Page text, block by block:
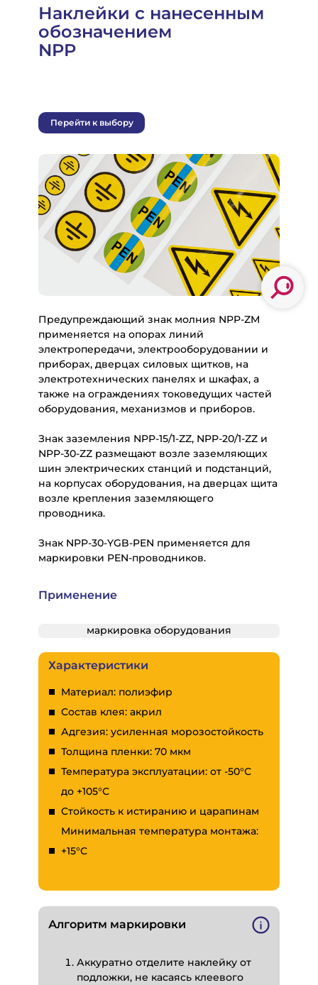
Перейти к выбору
Наклейки с нанесенным
обозначением
NPP
Аккуратно отделите наклейку от
подложки, не касаясь клеевого
Алгоритм маркировки
Предупреждающий знак молния NPP-ZM
применяется на опорах линий
электропередачи, электрооборудовании и
приборах, дверцах силовых щитков, на
электротехнических панелях и шкафах, а
также на ограждениях токоведущих частей
оборудования, механизмов и приборов.
Знак заземления NPP-15/1-ZZ, NPP-20/1-ZZ и
NPP-30-ZZ размещают возле заземляющих
шин электрических станций и подстанций,
на корпусах оборудования, на дверцах щита
возле крепления заземляющего
проводника.
Знак NPP-30-YGB-PEN применяется для
маркировки PEN-проводников.
маркировка оборудования
Применение
Характеристики
Материал: полиэфир
Состав клея: акрил
Адгезия: усиленная морозостойкость
Толщина пленки: 70 мкм
Температура эксплуатации: от -50°С
до +105°С
Стойкость к истиранию и царапинам
Минимальная температура монтажа:
+15°С